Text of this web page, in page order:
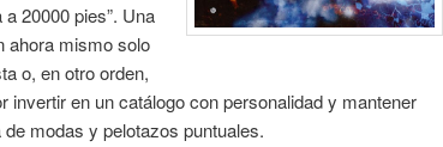
a 20000 pies”. Una
ahora mismo solo
o, en otro orden,
invertir en un catálogo con personalidad y mantener
modas y pelotazos puntuales.